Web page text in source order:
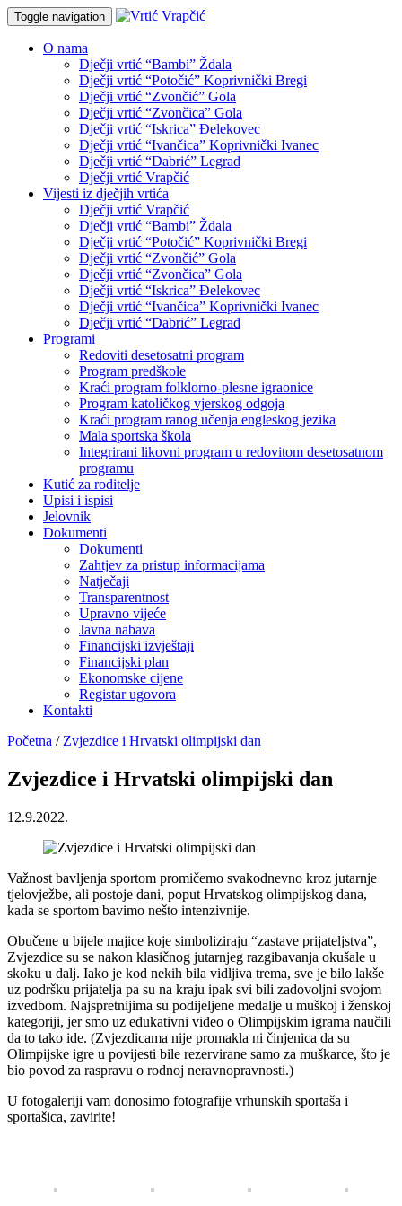
Toggle navigation
O nama
Dječji vrtić “Bambi” Ždala
Dječji vrtić “Potočić” Koprivnički Bregi
Dječji vrtić “Zvončić” Gola
Dječji vrtić “Zvončica” Gola
Dječji vrtić “Iskrica” Đelekovec
Dječji vrtić “Ivančica” Koprivnički Ivanec
Dječji vrtić “Dabrić” Legrad
Dječji vrtić Vrapčić
Vijesti iz dječjih vrtića
Dječji vrtić Vrapčić
Dječji vrtić “Bambi” Ždala
Dječji vrtić “Potočić” Koprivnički Bregi
Dječji vrtić “Zvončić” Gola
Dječji vrtić “Zvončica” Gola
Dječji vrtić “Iskrica” Đelekovec
Dječji vrtić “Ivančica” Koprivnički Ivanec
Dječji vrtić “Dabrić” Legrad
Programi
Redoviti desetosatni program
Program predškole
Kraći program folklorno-plesne igraonice
Program katoličkog vjerskog odgoja
Kraći program ranog učenja engleskog jezika
Mala sportska škola
Integrirani likovni program u redovitom desetosatnom
programu
Kutić za roditelje
Upisi i ispisi
Jelovnik
Dokumenti
Dokumenti
Zahtjev za pristup informacijama
Natječaji
Transparentnost
Upravno vijeće
Javna nabava
Financijski izvještaji
Financijski plan
Ekonomske cijene
Registar ugovora
Kontakti
Početna / Zvjezdice i Hrvatski olimpijski dan
Zvjezdice i Hrvatski olimpijski dan
12.9.2022.
Važnost bavljenja sportom promičemo svakodnevno kroz jutarnje
tjelovježbe, ali postoje dani, poput Hrvatskog olimpijskog dana,
kada se sportom bavimo nešto intenzivnije.
Obučene u bijele majice koje simboliziraju “zastave prijateljstva”,
Zvjezdice su se nakon klasičnog jutarnjeg razgibavanja okušale u
skoku u dalj. Iako je kod nekih bila vidljiva trema, sve je bilo lakše
uz podršku prijatelja pa su na kraju ipak svi bili zadovoljni svojom
izvedbom. Najspretnijima su podijeljene medalje u muškoj i ženskoj
kategoriji, jer smo uz edukativni video o Olimpijskim igrama naučili
da to tako ide. (Zvjezdicama nije promakla ni činjenica da su
Olimpijske igre u povijesti bile rezervirane samo za muškarce, što je
bio povod za raspravu o rodnoj neravnopravnosti.)
U fotogaleriji vam donosimo fotografije vrhunskih sportaša i
sportašica, zavirite!